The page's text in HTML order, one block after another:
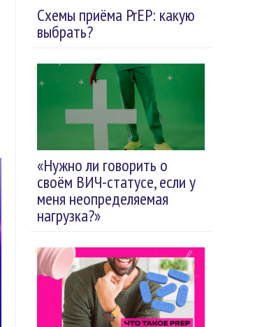
Схемы приёма PrEP: какую
выбрать?
«Нужно ли говорить о
своём ВИЧ-статусе, если у
меня неопределяемая
нагрузка?»